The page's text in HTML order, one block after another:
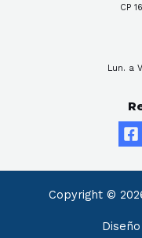
CP
Lun. a
Copyright ©